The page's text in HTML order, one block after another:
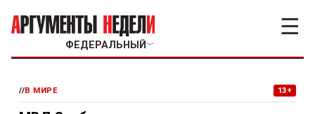
ФЕДЕРАЛЬНЫЙ ﹀
☰
//В МИРЕ 13+